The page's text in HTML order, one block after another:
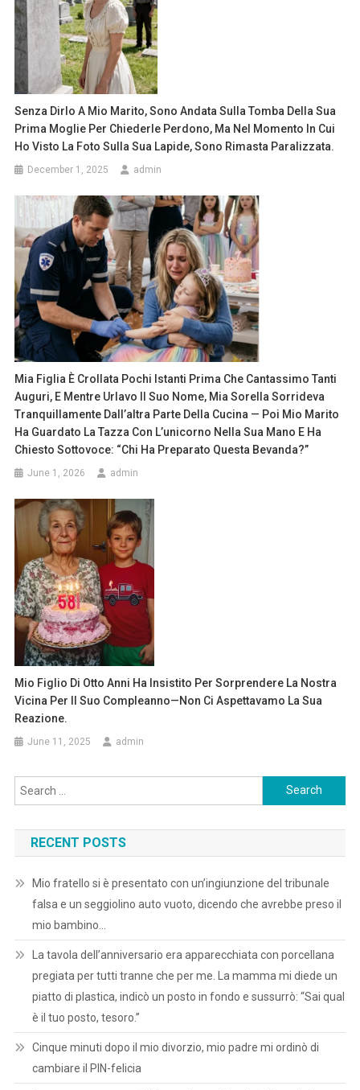
Senza Dirlo A Mio Marito, Sono Andata Sulla Tomba Della Sua
Prima Moglie Per Chiederle Perdono, Ma Nel Momento In Cui
Ho Visto La Foto Sulla Sua Lapide, Sono Rimasta Paralizzata.
December 1, 2025 admin
Mia Figlia È Crollata Pochi Istanti Prima Che Cantassimo Tanti
Auguri, E Mentre Urlavo Il Suo Nome, Mia Sorella Sorrideva
Tranquillamente Dall’altra Parte Della Cucina — Poi Mio Marito
Ha Guardato La Tazza Con L’unicorno Nella Sua Mano E Ha
Chiesto Sottovoce: “Chi Ha Preparato Questa Bevanda?”
June 1, 2026 admin
Mio Figlio Di Otto Anni Ha Insistito Per Sorprenderе La Nostra
Vicina Per Il Suo Compleanno—Non Ci Aspettavamo La Sua
Reazione.
June 11, 2025 admin
Search
for:
RECENT POSTS
Mio fratello si è presentato con un’ingiunzione del tribunale
falsa e un seggiolino auto vuoto, dicendo che avrebbe preso il
mio bambino…
La tavola dell’anniversario era apparecchiata con porcellana
pregiata per tutti tranne che per me. La mamma mi diede un
piatto di plastica, indicò un posto in fondo e sussurrò: “Sai qual
è il tuo posto, tesoro.”
Cinque minuti dopo il mio divorzio, mio padre mi ordinò di
cambiare il PIN-felicia